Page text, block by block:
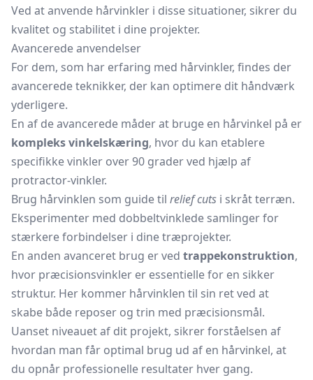
Ved at anvende hårvinkler i disse situationer, sikrer du
kvalitet og stabilitet i dine projekter.
Avancerede anvendelser
For dem, som har erfaring med hårvinkler, findes der
avancerede teknikker, der kan optimere dit håndværk
yderligere.
En af de avancerede måder at bruge en hårvinkel på er
kompleks vinkelskæring, hvor du kan etablere
specifikke vinkler over 90 grader ved hjælp af
protractor-vinkler.
Brug hårvinklen som guide til relief cuts i skråt terræn.
Eksperimenter med dobbeltvinklede samlinger for
stærkere forbindelser i dine træprojekter.
En anden avanceret brug er ved trappekonstruktion,
hvor præcisionsvinkler er essentielle for en sikker
struktur. Her kommer hårvinklen til sin ret ved at
skabe både reposer og trin med præcisionsmål.
Uanset niveauet af dit projekt, sikrer forståelsen af
hvordan man får optimal brug ud af en hårvinkel, at
du opnår professionelle resultater hver gang.